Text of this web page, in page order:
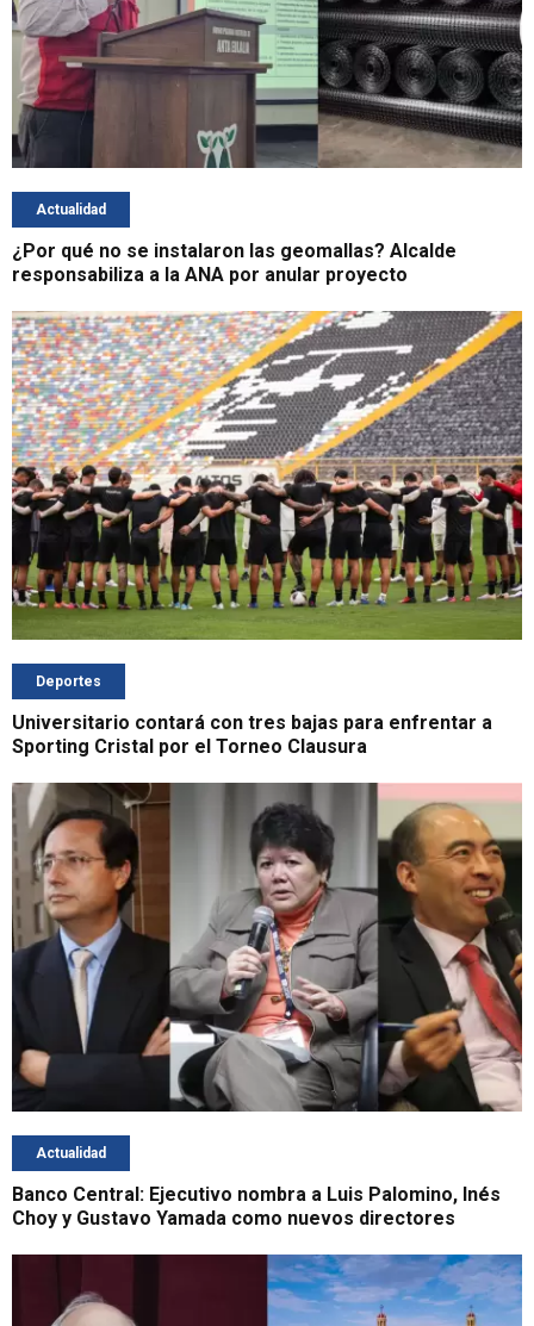
Actualidad
¿Por qué no se instalaron las geomallas? Alcalde
responsabiliza a la ANA por anular proyecto
Deportes
Universitario contará con tres bajas para enfrentar a
Sporting Cristal por el Torneo Clausura
Actualidad
Banco Central: Ejecutivo nombra a Luis Palomino, Inés
Choy y Gustavo Yamada como nuevos directores